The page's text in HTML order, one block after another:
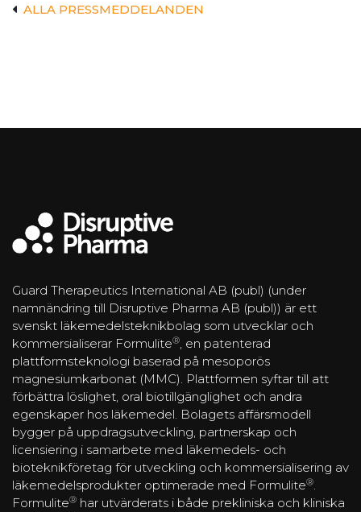
ALLA PRESSMEDDELANDEN
Guard Therapeutics International AB (publ) (under
namnändring till Disruptive Pharma AB (publ)) är ett
svenskt läkemedelsteknikbolag som utvecklar och
kommersialiserar Formulite®, en patenterad
plattformsteknologi baserad på mesoporös
magnesiumkarbonat (MMC). Plattformen syftar till att
förbättra löslighet, oral biotillgänglighet och andra
egenskaper hos läkemedel. Bolagets affärsmodell
bygger på uppdragsutveckling, partnerskap och
licensiering i samarbete med läkemedels- och
bioteknikföretag för utveckling och kommersialisering av
läkemedelsprodukter optimerade med Formulite®.
Formulite® har utvärderats i både prekliniska och kliniska